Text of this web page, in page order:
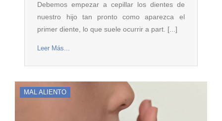
Debemos empezar a cepillar los dientes de
nuestro hijo tan pronto como aparezca el
primer diente, lo que suele ocurrir a part. [...]
Leer Más...
MAL ALIENTO